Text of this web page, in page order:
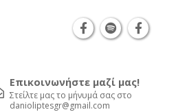
Επικοινωνήστε μαζί μας!
Στείλτε μας το μήνυμά σας στο
danioliptesgr@gmail.com